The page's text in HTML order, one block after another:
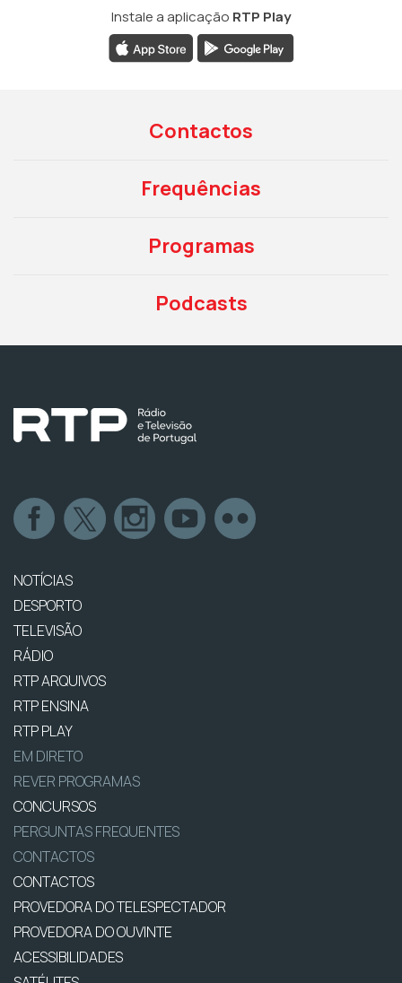
Instale a aplicação RTP Play
Contactos
Frequências
Programas
Podcasts
NOTÍCIAS
DESPORTO
TELEVISÃO
RÁDIO
RTP ARQUIVOS
RTP ENSINA
RTP PLAY
EM DIRETO
REVER PROGRAMAS
CONCURSOS
PERGUNTAS FREQUENTES
CONTACTOS
CONTACTOS
PROVEDORA DO TELESPECTADOR
PROVEDORA DO OUVINTE
ACESSIBILIDADES